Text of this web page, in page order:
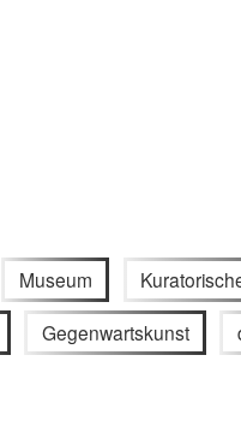
Museum
Gegenwartskunst